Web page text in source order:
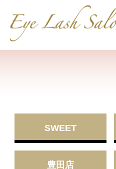
SWEET
豊田店